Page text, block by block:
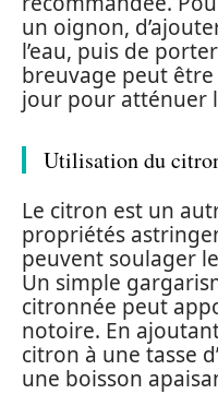
un oignon,
l’eau, puis de
breuvage peut
jour pour atténuer
Utilisation du
Le citron est un
propriétés
peuvent soulager
Un simple
citronnée peut
notoire. En
citron à une tasse
une boisson